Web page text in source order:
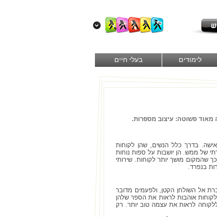
לימודים בעלי חיים
פשוטה: עיצוב מספרות.
בדרך כלל הנשים, שהן לקוחות
של ממש. הן יושבות על ספות נוחות
שהמקום מושך יותר לקוחות. שירותי
בנפרד.
אל השולחן הקטן, ולפעמים מדובר
אוהבות לראות את הספר שלהן
לראות את עצמה טוב יותר. רק